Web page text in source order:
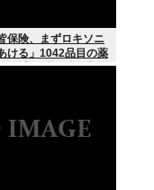
保険、まずロキソニ
ける」1042品目の薬
険適用外で財布直